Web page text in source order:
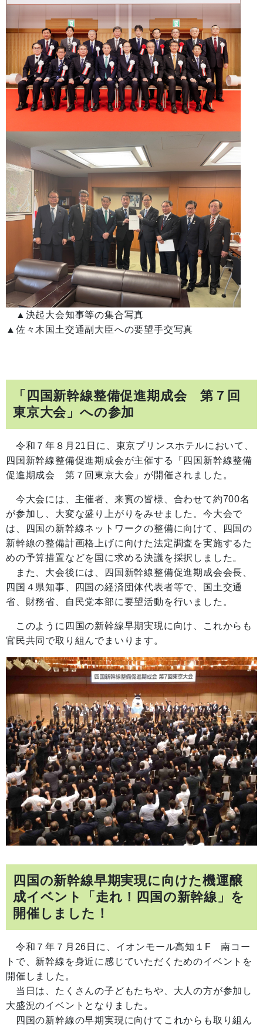
▲決起大会知事等の集合写真
▲佐々木国土交通副大臣への要望手交写真
「四国新幹線整備促進期成会 第７回
東京大会」への参加
令和７年８月21日に、東京プリンスホテルにおいて、
四国新幹線整備促進期成会が主催する「四国新幹線整備
促進期成会 第７回東京大会」が開催されました。
今大会には、主催者、来賓の皆様、合わせて約700名
が参加し、大変な盛り上がりをみせました。今大会で
は、四国の新幹線ネットワークの整備に向けて、四国の
新幹線の整備計画格上げに向けた法定調査を実施するた
めの予算措置などを国に求める決議を採択しました。
また、大会後には、四国新幹線整備促進期成会会長、
四国４県知事、四国の経済団体代表者等で、国土交通
省、財務省、自民党本部に要望活動を行いました。
このように四国の新幹線早期実現に向け、これからも
官民共同で取り組んでまいります。
四国の新幹線早期実現に向けた機運醸
成イベント「走れ！四国の新幹線」を
開催しました！
令和７年７月26日に、イオンモール高知１F 南コー
トで、新幹線を身近に感じていただくためのイベントを
開催しました。
当日は、たくさんの子どもたちや、大人の方が参加し
大盛況のイベントとなりました。
四国の新幹線の早期実現に向けてこれからも取り組ん